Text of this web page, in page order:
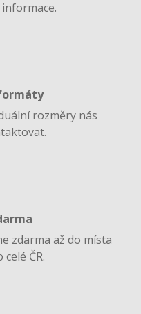
rozměry nás
zdarma až do místa
ČR.